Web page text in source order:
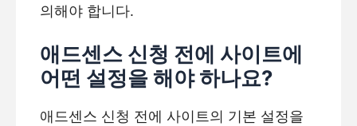
의해야 합니다.
애드센스 신청 전에 사이트에
어떤 설정을 해야 하나요?
애드센스 신청 전에 사이트의 기본 설정을